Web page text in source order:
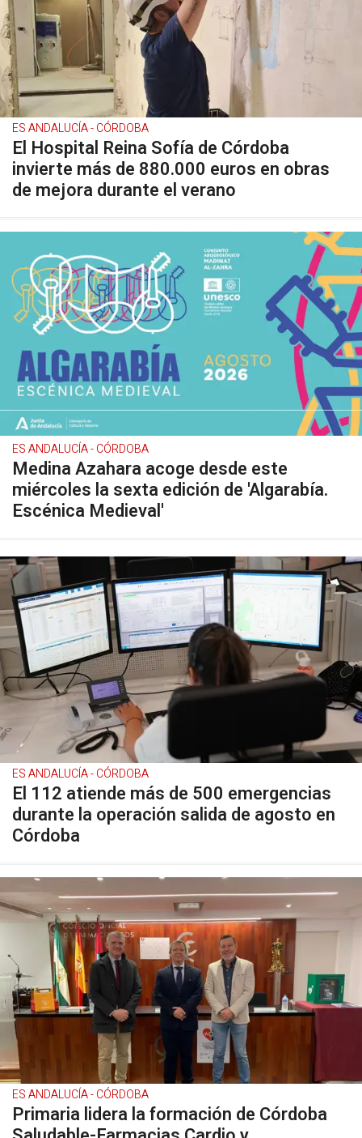
ES ANDALUCÍA - CÓRDOBA
El Hospital Reina Sofía de Córdoba
invierte más de 880.000 euros en obras
de mejora durante el verano
ES ANDALUCÍA - CÓRDOBA
Medina Azahara acoge desde este
miércoles la sexta edición de 'Algarabía.
Escénica Medieval'
ES ANDALUCÍA - CÓRDOBA
El 112 atiende más de 500 emergencias
durante la operación salida de agosto en
Córdoba
ES ANDALUCÍA - CÓRDOBA
Primaria lidera la formación de Córdoba